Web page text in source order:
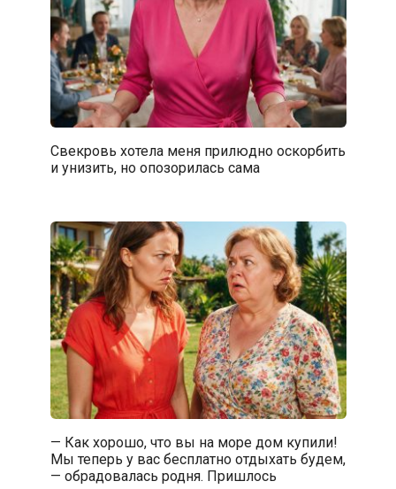
Свекровь хотела меня прилюдно оскорбить
и унизить, но опозорилась сама
— Как хорошо, что вы на море дом купили!
Мы теперь у вас бесплатно отдыхать будем,
— обрадовалась родня. Пришлось